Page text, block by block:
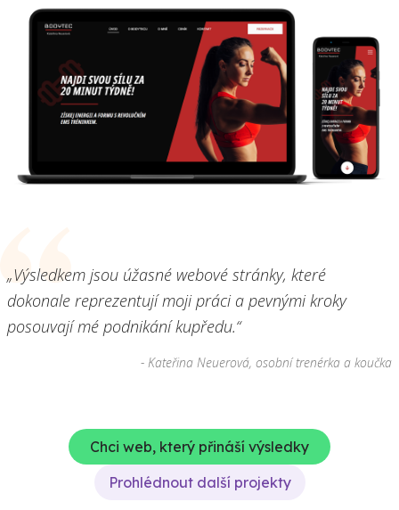
„Výsledkem jsou úžasné webové stránky, které
dokonale reprezentují moji práci a pevnými kroky
posouvají mé podnikání kupředu.“
- Kateřina Neuerová, osobní trenérka a koučka
Chci web, který přináší výsledky
Prohlédnout další projekty